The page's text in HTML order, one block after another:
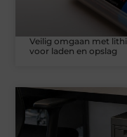
Veilig omgaan met
voor laden en opslag